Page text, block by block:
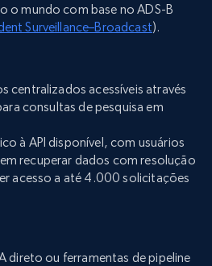
o mundo com base no ADS-B
Surveillance–Broadcast).
centralizados acessíveis através
consultas de pesquisa em
à API disponível, com usuários
recuperar dados com resolução
acesso a até 4.000 solicitações
direto ou ferramentas de pipeline